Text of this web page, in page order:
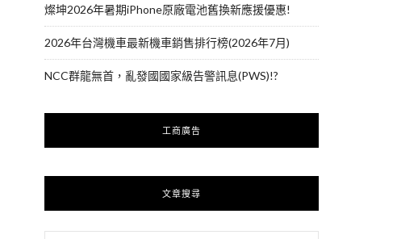
燦坤2026年暑期iPhone原廠電池舊換新應援優惠!
2026年台灣機車最新機車銷售排行榜(2026年7月)
NCC群龍無首，亂發國國家級告警訊息(PWS)!?
工商廣告
文章搜尋